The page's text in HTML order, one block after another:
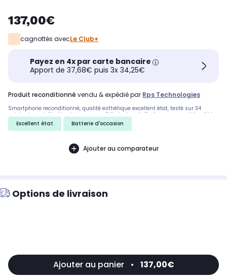
137,00€
cagnottés avecLe Club+
Payez en 4x par carte bancaire
Apport de 37,68€ puis 3x 34,25€
produit reconditionné vendu & expédié par Rps Technologies
Smartphone reconditionné, qualité esthétique excellent état, testé sur 34
points de contrôle. Livraison express 24h. Inclus : boîte éco-responsable, câble
d'alimentation et extracteur SIM.
Excellent état Batterie d'occasion
Ajouter au comparateur
Options de livraison
Ajouter au panier • 137,00€